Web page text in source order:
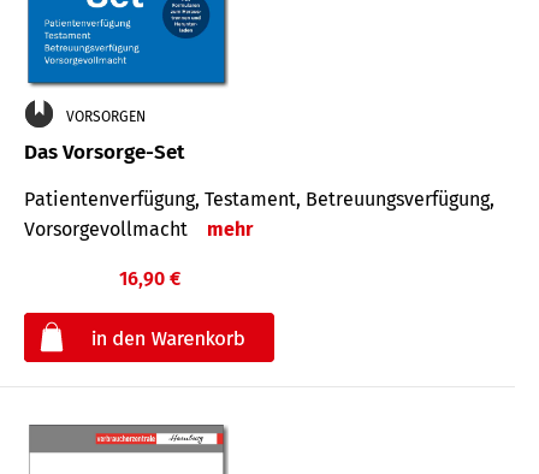
VORSORGEN
Das Vorsorge-Set
Patienten­ver­fügung, Testa­ment, Be­treuungs­verfü­gung,
Vor­sorge­voll­macht
mehr
16,90 €